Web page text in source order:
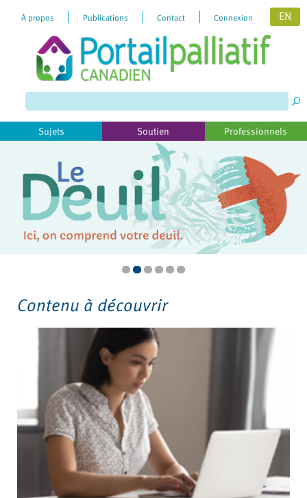
website
includes
an
accessibility
system.
À propos Publications Contact Connexion EN
Sujets Soutien Professionnels
Contenu à découvrir